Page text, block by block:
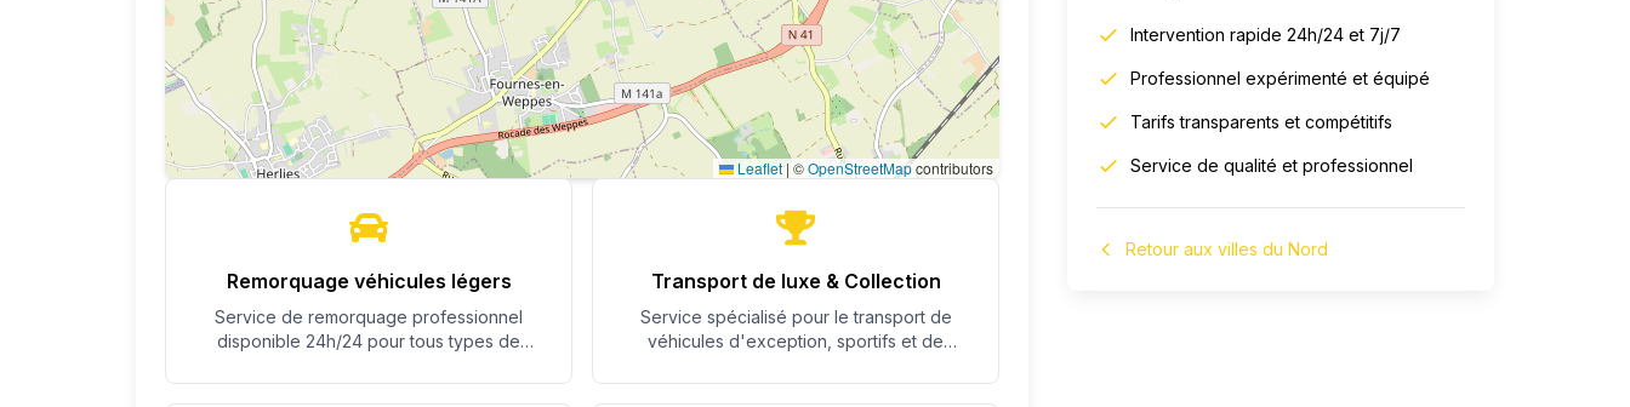
Leaflet |©OpenStreetMapcontributors
Remorquage véhicules légers
Service de remorquage professionnel
disponible 24h/24 pour tous types de
Transport de luxe & Collection
Service spécialisé pour le transport de
véhicules d'exception, sportifs et de
Intervention rapide 24h/24 et 7j/7
Professionnel expérimenté et équipé
Tarifs transparents et compétitifs
Service de qualité et professionnel
Retour aux villes du Nord